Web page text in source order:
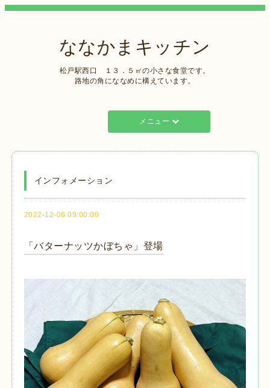
ななかまキッチン
松戸駅西口 １３．５㎡の小さな食堂です。
路地の角にななめに構えています。
メニュー
インフォメーション
2022-12-06 09:00:00
「バターナッツかぼちゃ」登場